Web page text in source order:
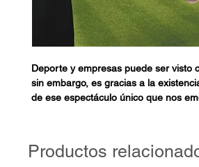
Deporte y empresas puede ser visto
sin embargo, es gracias a la
de ese espectáculo único que nos
quedarse. Las tendencias del
Productos